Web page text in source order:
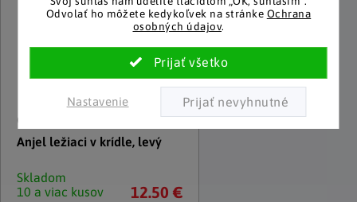
Odvolať ho môžete kedykoľvek na stránke Ochrana
osobných údajov.
Nastavenie
G. Wurm
Anjel ležiaci v krídle, levý
Skladom
10 a viac kusov
12.50 €